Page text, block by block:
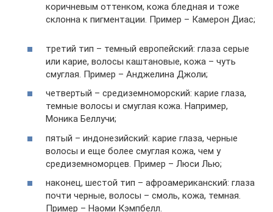
коричневым оттенком, кожа бледная и тоже
склонна к пигментации. Пример – Камерон Диас;
третий тип – темный европейский: глаза серые
или карие, волосы каштановые, кожа – чуть
смуглая. Пример – Анджелина Джоли;
четвертый – средиземноморский: карие глаза,
темные волосы и смуглая кожа. Например,
Моника Беллучи;
пятый – индонезийский: карие глаза, черные
волосы и еще более смуглая кожа, чем у
средиземноморцев. Пример – Люси Лью;
наконец, шестой тип – афроамериканский: глаза
почти черные, волосы – смоль, кожа, темная.
Пример – Наоми Кэмпбелл.